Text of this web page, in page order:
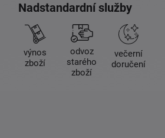
Nadstandardní služby
výnos
zboží
odvoz
starého
zboží
večerní
doručení